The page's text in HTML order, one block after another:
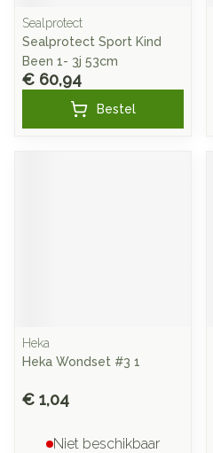
Sealprotect
Sealprotect Sport Kind
Been 1- 3j 53cm
€ 60,94
Bestel
Heka
Heka Wondset #3 1
€ 1,04
Niet beschikbaar